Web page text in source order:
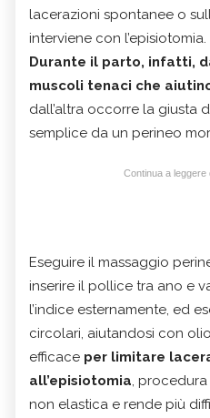
lacerazioni spontanee o
interviene con l’episiotomia.
Durante il parto, infatti,
muscoli tenaci che
dall’altra occorre la giusta
semplice da un perineo
Continua a leggere
Eseguire il massaggio
inserire il pollice tra ano e
l’indice esternamente, ed
circolari, aiutandosi con
efficace per limitare
all’episiotomia,
non elastica e rende più